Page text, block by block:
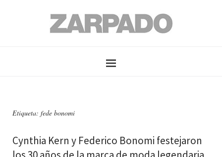
Etiqueta: fede bonomi
Cynthia Kern y Federico Bonomi festejaron